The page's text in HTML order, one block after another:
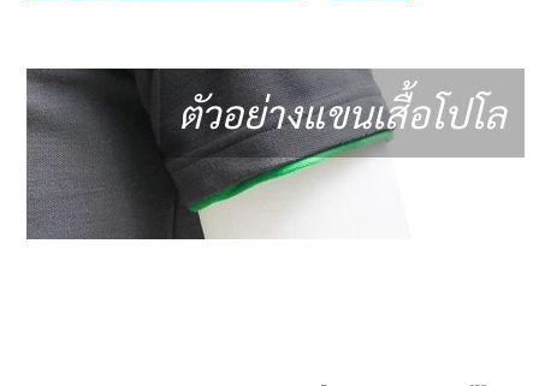
ตัวอย่างแขนเสื้อโปโล